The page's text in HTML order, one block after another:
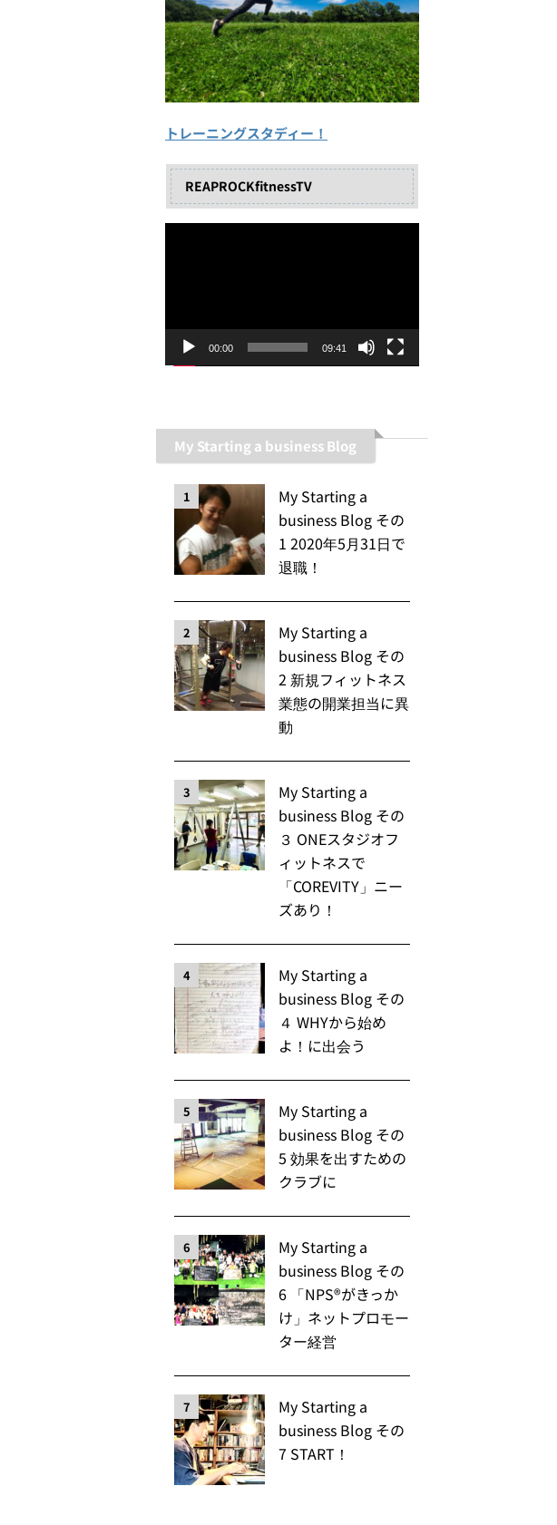
トレーニングスタディー！
REAPROCKfitnessTV
ー
00:00 09:41
My Starting a business Blog
1
My Starting a
business Blog その
1 2020年5月31日で
退職！
2
My Starting a
business Blog その
2 新規フィットネス
業態の開業担当に異
動
3
My Starting a
business Blog その
３ ONEスタジオフ
ィットネスで
「COREVITY」ニー
ズあり！
4
My Starting a
business Blog その
４ WHYから始め
よ！に出会う
5
My Starting a
business Blog その
5 効果を出すための
クラブに
6
My Starting a
business Blog その
6 「NPS®️がきっか
け」ネットプロモー
ター経営
7
My Starting a
business Blog その
7 START！